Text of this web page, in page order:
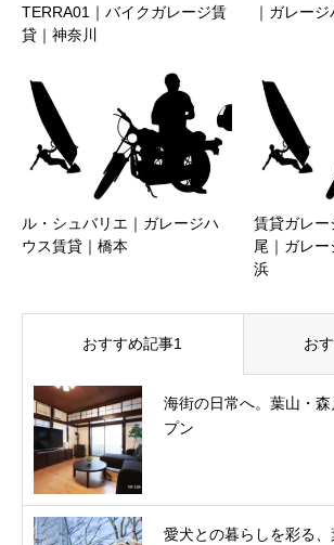
TERRA01｜バイクガレージ賃
貸｜神奈川
｜ガレー
ル・シュバリエ｜ガレージハ
ウス賃貸｜橋本
賃貸ガレー
尾｜ガレ
浜
おすすめ記事1 お
海街の日常へ。葉山・
プン
愛犬との暮らしを彩る